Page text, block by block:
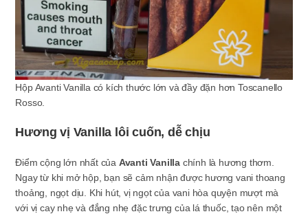
Hộp Avanti Vanilla có kích thước lớn và đầy đặn hơn Toscanello
Rosso.
Hương vị Vanilla lôi cuốn, dễ chịu
Điểm cộng lớn nhất của Avanti Vanilla chính là hương thơm.
Ngay từ khi mở hộp, bạn sẽ cảm nhận được hương vani thoang
thoảng, ngọt dịu. Khi hút, vị ngọt của vani hòa quyện mượt mà
với vị cay nhẹ và đắng nhẹ đặc trưng của lá thuốc, tạo nên một